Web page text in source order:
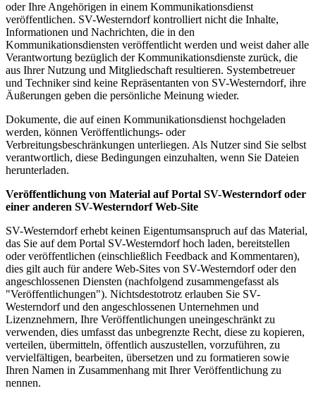
oder Ihre Angehörigen in einem Kommunikationsdienst
veröffentlichen. SV-Westerndorf kontrolliert nicht die Inhalte,
Informationen und Nachrichten, die in den
Kommunikationsdiensten veröffentlicht werden und weist daher alle
Verantwortung bezüglich der Kommunikationsdienste zurück, die
aus Ihrer Nutzung und Mitgliedschaft resultieren. Systembetreuer
und Techniker sind keine Repräsentanten von SV-Westerndorf, ihre
Äußerungen geben die persönliche Meinung wieder.
Dokumente, die auf einen Kommunikationsdienst hochgeladen
werden, können Veröffentlichungs- oder
Verbreitungsbeschränkungen unterliegen. Als Nutzer sind Sie selbst
verantwortlich, diese Bedingungen einzuhalten, wenn Sie Dateien
herunterladen.
Veröffentlichung von Material auf Portal SV-Westerndorf oder
einer anderen SV-Westerndorf Web-Site
SV-Westerndorf erhebt keinen Eigentumsanspruch auf das Material,
das Sie auf dem Portal SV-Westerndorf hoch laden, bereitstellen
oder veröffentlichen (einschließlich Feedback and Kommentaren),
dies gilt auch für andere Web-Sites von SV-Westerndorf oder den
angeschlossenen Diensten (nachfolgend zusammengefasst als
"Veröffentlichungen"). Nichtsdestotrotz erlauben Sie SV-
Westerndorf und den angeschlossenen Unternehmen und
Lizenznehmern, Ihre Veröffentlichungen uneingeschränkt zu
verwenden, dies umfasst das unbegrenzte Recht, diese zu kopieren,
verteilen, übermitteln, öffentlich auszustellen, vorzuführen, zu
vervielfältigen, bearbeiten, übersetzen und zu formatieren sowie
Ihren Namen in Zusammenhang mit Ihrer Veröffentlichung zu
nennen.